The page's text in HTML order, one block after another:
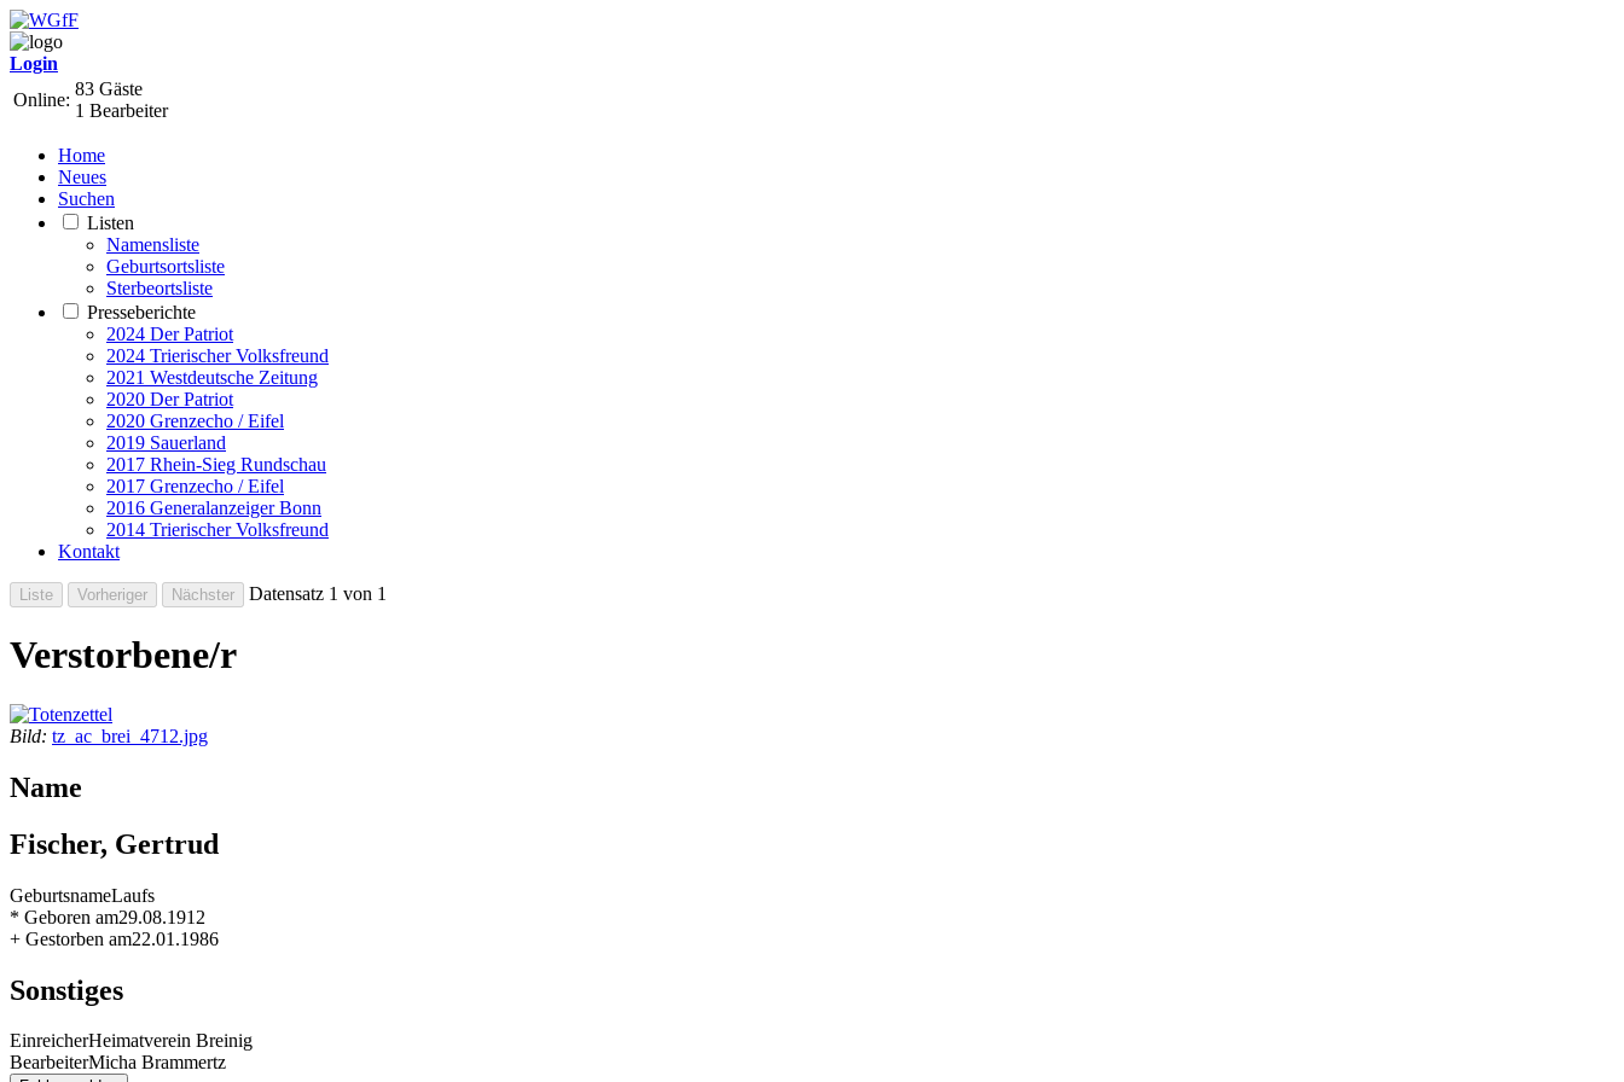
Login
Online:
83 Gäste
1 Bearbeiter
Home
Neues
Suchen
Listen
Namensliste
Geburtsortsliste
Sterbeortsliste
Presseberichte
2024 Der Patriot
2024 Trierischer Volksfreund
2021 Westdeutsche Zeitung
2020 Der Patriot
2020 Grenzecho / Eifel
2019 Sauerland
2017 Rhein-Sieg Rundschau
2017 Grenzecho / Eifel
2016 Generalanzeiger Bonn
2014 Trierischer Volksfreund
Kontakt
Datensatz 1 von 1
Verstorbene/r
Bild: tz_ac_brei_4712.jpg
Name
Fischer, Gertrud
GeburtsnameLaufs
* Geboren am29.08.1912
+ Gestorben am22.01.1986
Sonstiges
EinreicherHeimatverein Breinig
BearbeiterMicha Brammertz